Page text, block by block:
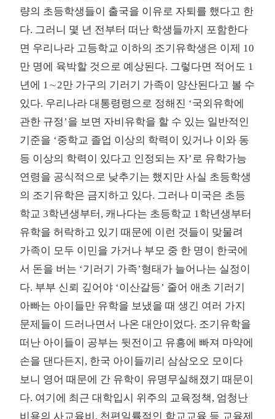
량의 초등학생들이 출국을 이유로 자퇴를 했다고 한
다. 그러니 몇 년 전부터 떠난 학생들까지 포함한다
면 우리나라 고등학교 이하의 조기유학생은 이제 10
만 명에 육박할 것으로 예상된다. 그렇다면 적어도 1
년에 1∼2만 가구의 기러기 가족이 양산된다고 볼 수
있다. 우리나라 대통령령으로 정해진 ‘국외유학에
관한 규정’을 보면 자비유학을 할 수 있는 일반적인
기준을 ‘중학교 졸업 이상의 학력이 있거나 이와 동
등 이상의 학력이 있다고 인정되는 자’로 유학가능
연령을 공식적으로 낮추기는 했지만 사실 초등학생
의 조기유학은 금지하고 있다. 그러나 미국은 초등
학교 3학년생부터, 캐나다는 초등학교 1학년생부터
유학을 허락하고 있기 때문에 이런 것들이 맞물려
가족이 모두 이민을 가거나 부모 중 한 명이 한국에
서 돈을 버는 ‘기러기 가족’형태가 늘어나는 실정이
다. 부부 신뢰 깊어야 ‘이산갈등’ 줄어 애초 기러기
아빠는 아이들만 유학을 보냈을 때 생긴 여러 가지
문제들이 드러나면서 나온 대안이었다. 조기유학을
떠난 아이들이 공부는 뒷전이고 유흥에 빠져 마약에
손을 댄다든지, 한국 아이들끼리 삼삼오오 모이다
보니 영어 때문에 간 유학이 유명무실해졌기 때문이
다. 여기에 최근 대학입시 위주의 교육정책, 엄청난
비용의 사교육비, 천편일률적인 학교교육 등 교육제